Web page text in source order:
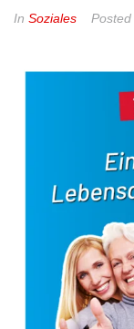
In Soziales Posted